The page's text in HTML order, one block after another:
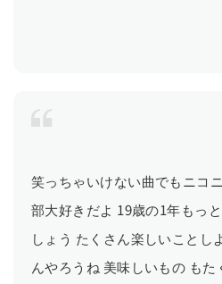
笑っちゃいけない曲でもニコ
部大好きだよ 19歳の1年もっ
しょう たくさん楽しいことし
んやろうね 美味しいもの もた